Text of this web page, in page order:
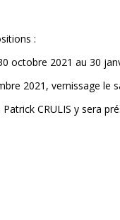
:
octobre 2021 au 30
2021, vernissage le
CRULIS y sera